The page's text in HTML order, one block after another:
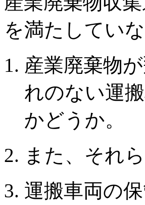
を満たしてい
産業廃棄物
れのない運
かどうか。
また、それ
運搬車両の